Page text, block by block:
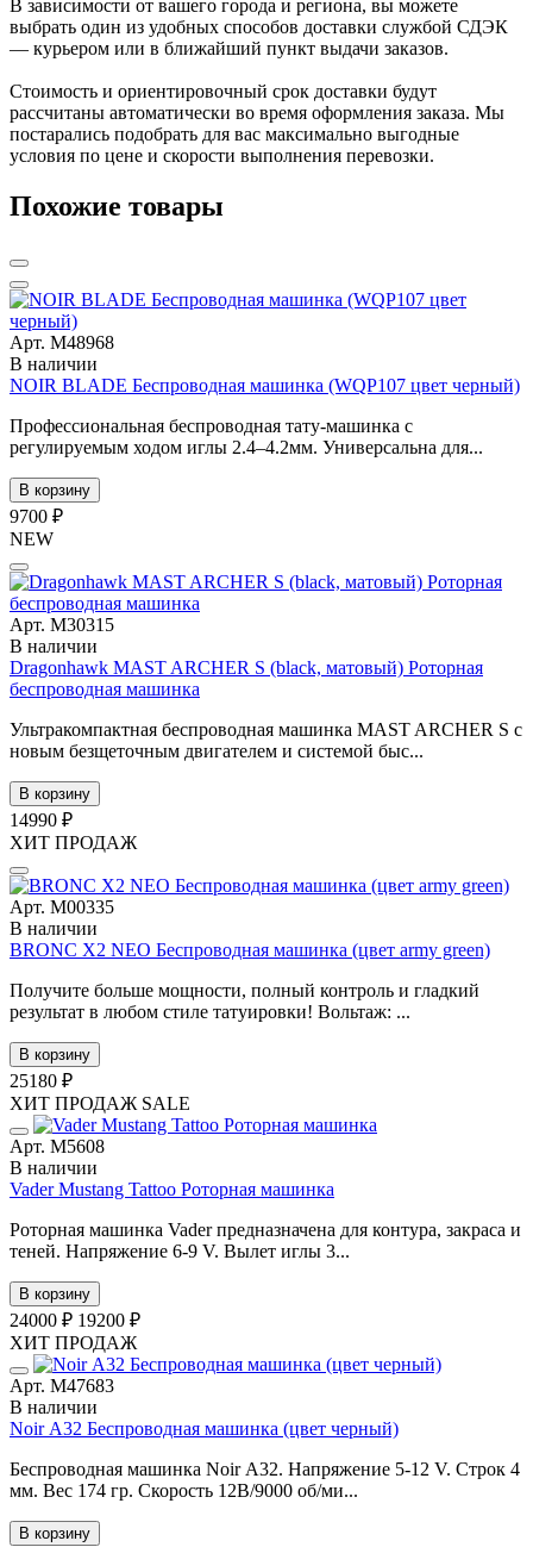
В зависимости от вашего города и региона, вы можете
выбрать один из удобных способов доставки службой СДЭК
— курьером или в ближайший пункт выдачи заказов.
Стоимость и ориентировочный срок доставки будут
рассчитаны автоматически во время оформления заказа. Мы
постарались подобрать для вас максимально выгодные
условия по цене и скорости выполнения перевозки.
Похожие товары
Арт. М48968
В наличии
NOIR BLADE Беспроводная машинка (WQP107 цвет черный)
Профессиональная беспроводная тату-машинка с
регулируемым ходом иглы 2.4–4.2мм. Универсальна для...
В корзину
9700 ₽
NEW
Арт. М30315
В наличии
Dragonhawk MAST ARCHER S (black, матовый) Роторная
беспроводная машинка
Ультракомпактная беспроводная машинка MAST ARCHER S с
новым безщеточным двигателем и системой быс...
В корзину
14990 ₽
ХИТ ПРОДАЖ
Арт. М00335
В наличии
BRONC X2 NEO Беспроводная машинка (цвет army green)
Получите больше мощности, полный контроль и гладкий
результат в любом стиле татуировки! Вольтаж: ...
В корзину
25180 ₽
ХИТ ПРОДАЖ SALE
Арт. М5608
В наличии
Vader Mustang Tattoo Роторная машинка
Роторная машинка Vader предназначена для контура, закраса и
теней. Напряжение 6-9 V. Вылет иглы 3...
В корзину
24000 ₽ 19200 ₽
ХИТ ПРОДАЖ
Арт. М47683
В наличии
Noir А32 Беспроводная машинка (цвет черный)
Беспроводная машинка Noir А32. Напряжение 5-12 V. Строк 4
мм. Вес 174 гр. Скорость 12В/9000 об/ми...
В корзину